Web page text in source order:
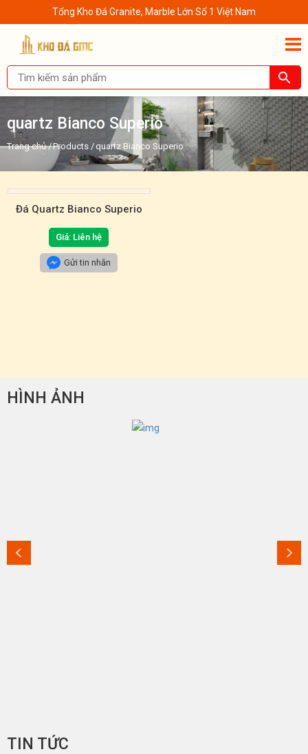
Tổng Kho Đá Granite, Marble Lớn Số 1 Việt Nam
quartz Bianco Superio
Trang chủ/Products /quartz Bianco Superio
Đá Quartz Bianco Superio
Giá: Liên hệ
Gửi tin nhắn
HÌNH ẢNH
TIN TỨC